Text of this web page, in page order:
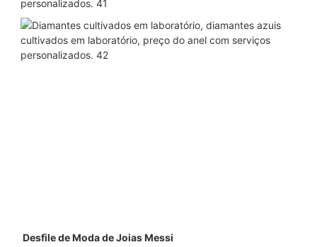
Desfile de Moda de Joias Messi